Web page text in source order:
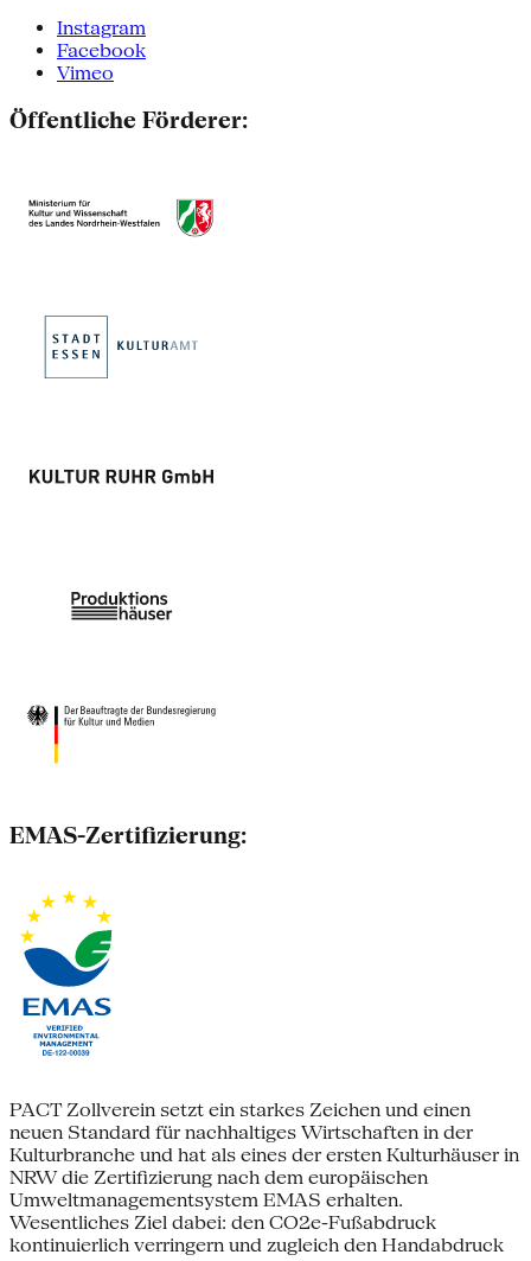
Instagram
Facebook
Vimeo
Öffentliche Förderer:
EMAS-Zertifizierung:
PACT Zollverein setzt ein starkes Zeichen und einen
neuen Standard für nachhaltiges Wirtschaften in der
Kulturbranche und hat als eines der ersten Kulturhäuser in
NRW die Zertifizierung nach dem europäischen
Umweltmanagementsystem EMAS erhalten.
Wesentliches Ziel dabei: den CO2e-Fußabdruck
kontinuierlich verringern und zugleich den Handabdruck